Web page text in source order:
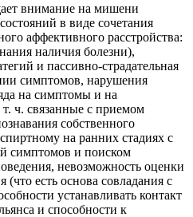
внимание на мишени
в виде сочетания
аффективного расстройства:
наличия болезни),
и пассивно-страдательная
симптомов, нарушения
на симптомы и на
ч. связанные с приемом
собственного
на ранних стадиях с
симптомов и поиском
невозможность оценки
(что есть основа совладания с
устанавливать контакт
и способности к